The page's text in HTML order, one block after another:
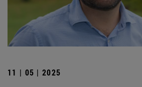
11 | 05 | 2025